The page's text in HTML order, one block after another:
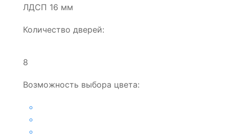
ЛДСП 16 мм
Количество дверей:
8
Возможность выбора цвета: